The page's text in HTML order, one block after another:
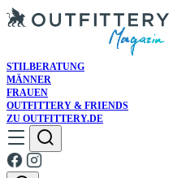
STILBERATUNG
MÄNNER
FRAUEN
OUTFITTERY & FRIENDS
ZU OUTFITTERY.DE